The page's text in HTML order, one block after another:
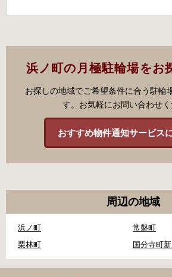
浜ノ町の月極駐輪場をお
お探しの地域でご希望条件に合う駐輪
す。お気軽にお問い合わせく
おすすめ物件通知サービス
周辺の地域
浜ノ町
常磐町
栗林町
国分寺町